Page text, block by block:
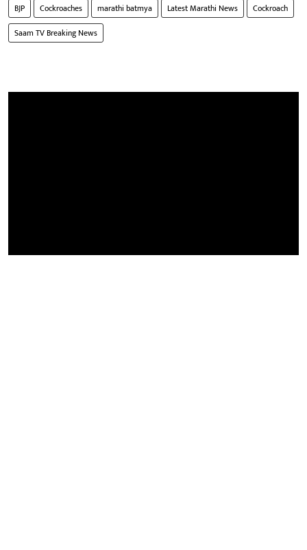
BJP Cockroaches marathi batmya Latest Marathi News
Cockroach
Saam TV Breaking News